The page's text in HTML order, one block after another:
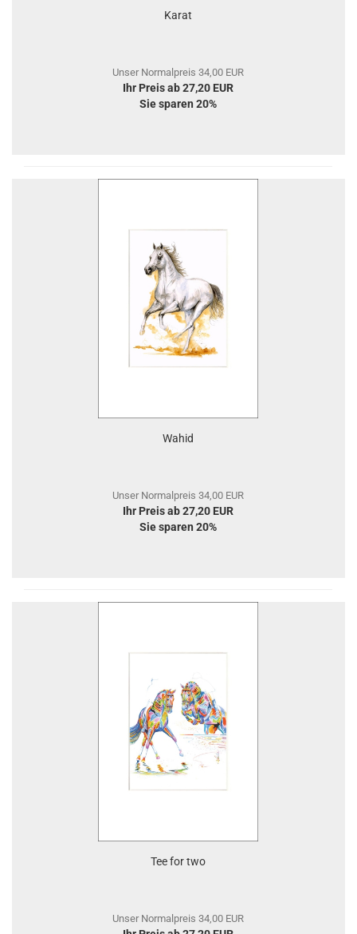
Karat
Unser Normalpreis 34,00 EUR
Ihr Preis ab 27,20 EUR
Sie sparen 20%
Wahid
Unser Normalpreis 34,00 EUR
Ihr Preis ab 27,20 EUR
Sie sparen 20%
Tee for two
Unser Normalpreis 34,00 EUR